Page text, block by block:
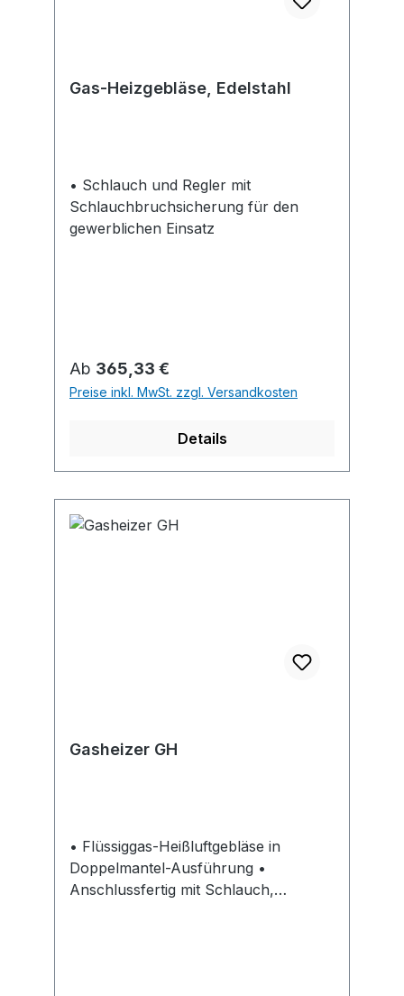
Gas-Heizgebläse, Edelstahl
• Schlauch und Regler mit
Schlauchbruchsicherung für den
gewerblichen Einsatz
Regulärer Preis:
Ab 365,33 €
Preise inkl. MwSt. zzgl. Versandkosten
Details
Gasheizer GH
• Flüssiggas-Heißluftgebläse in
Doppelmantel-Ausführung •
Anschlussfertig mit Schlauch,